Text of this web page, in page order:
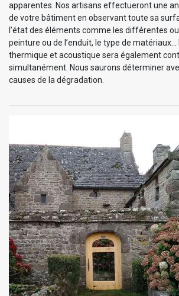
apparentes. Nos artisans effectueront une
de votre bâtiment en observant toute sa
l’état des éléments comme les différentes
peinture ou de l’enduit, le type de matériaux...
thermique et acoustique sera également
simultanément. Nous saurons déterminer
causes de la dégradation.